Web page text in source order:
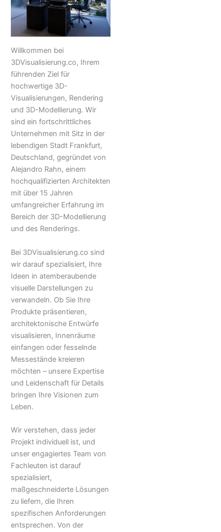
Willkommen bei
3DVisualisierung.co, Ihrem
führenden Ziel für
hochwertige 3D-
Visualisierungen, Rendering
und 3D-Modellierung. Wir
sind ein fortschrittliches
Unternehmen mit Sitz in der
lebendigen Stadt Frankfurt,
Deutschland, gegründet von
Alejandro Rahn, einem
hochqualifizierten Architekten
mit über 15 Jahren
umfangreicher Erfahrung im
Bereich der 3D-Modellierung
und des Renderings.
Bei 3DVisualisierung.co sind
wir darauf spezialisiert, Ihre
Ideen in atemberaubende
visuelle Darstellungen zu
verwandeln. Ob Sie Ihre
Produkte präsentieren,
architektonische Entwürfe
visualisieren, Innenräume
einfangen oder fesselnde
Messestände kreieren
möchten – unsere Expertise
und Leidenschaft für Details
bringen Ihre Visionen zum
Leben.
Wir verstehen, dass jeder
Projekt individuell ist, und
unser engagiertes Team von
Fachleuten ist darauf
spezialisiert,
maßgeschneiderte Lösungen
zu liefern, die Ihren
spezifischen Anforderungen
entsprechen. Von der